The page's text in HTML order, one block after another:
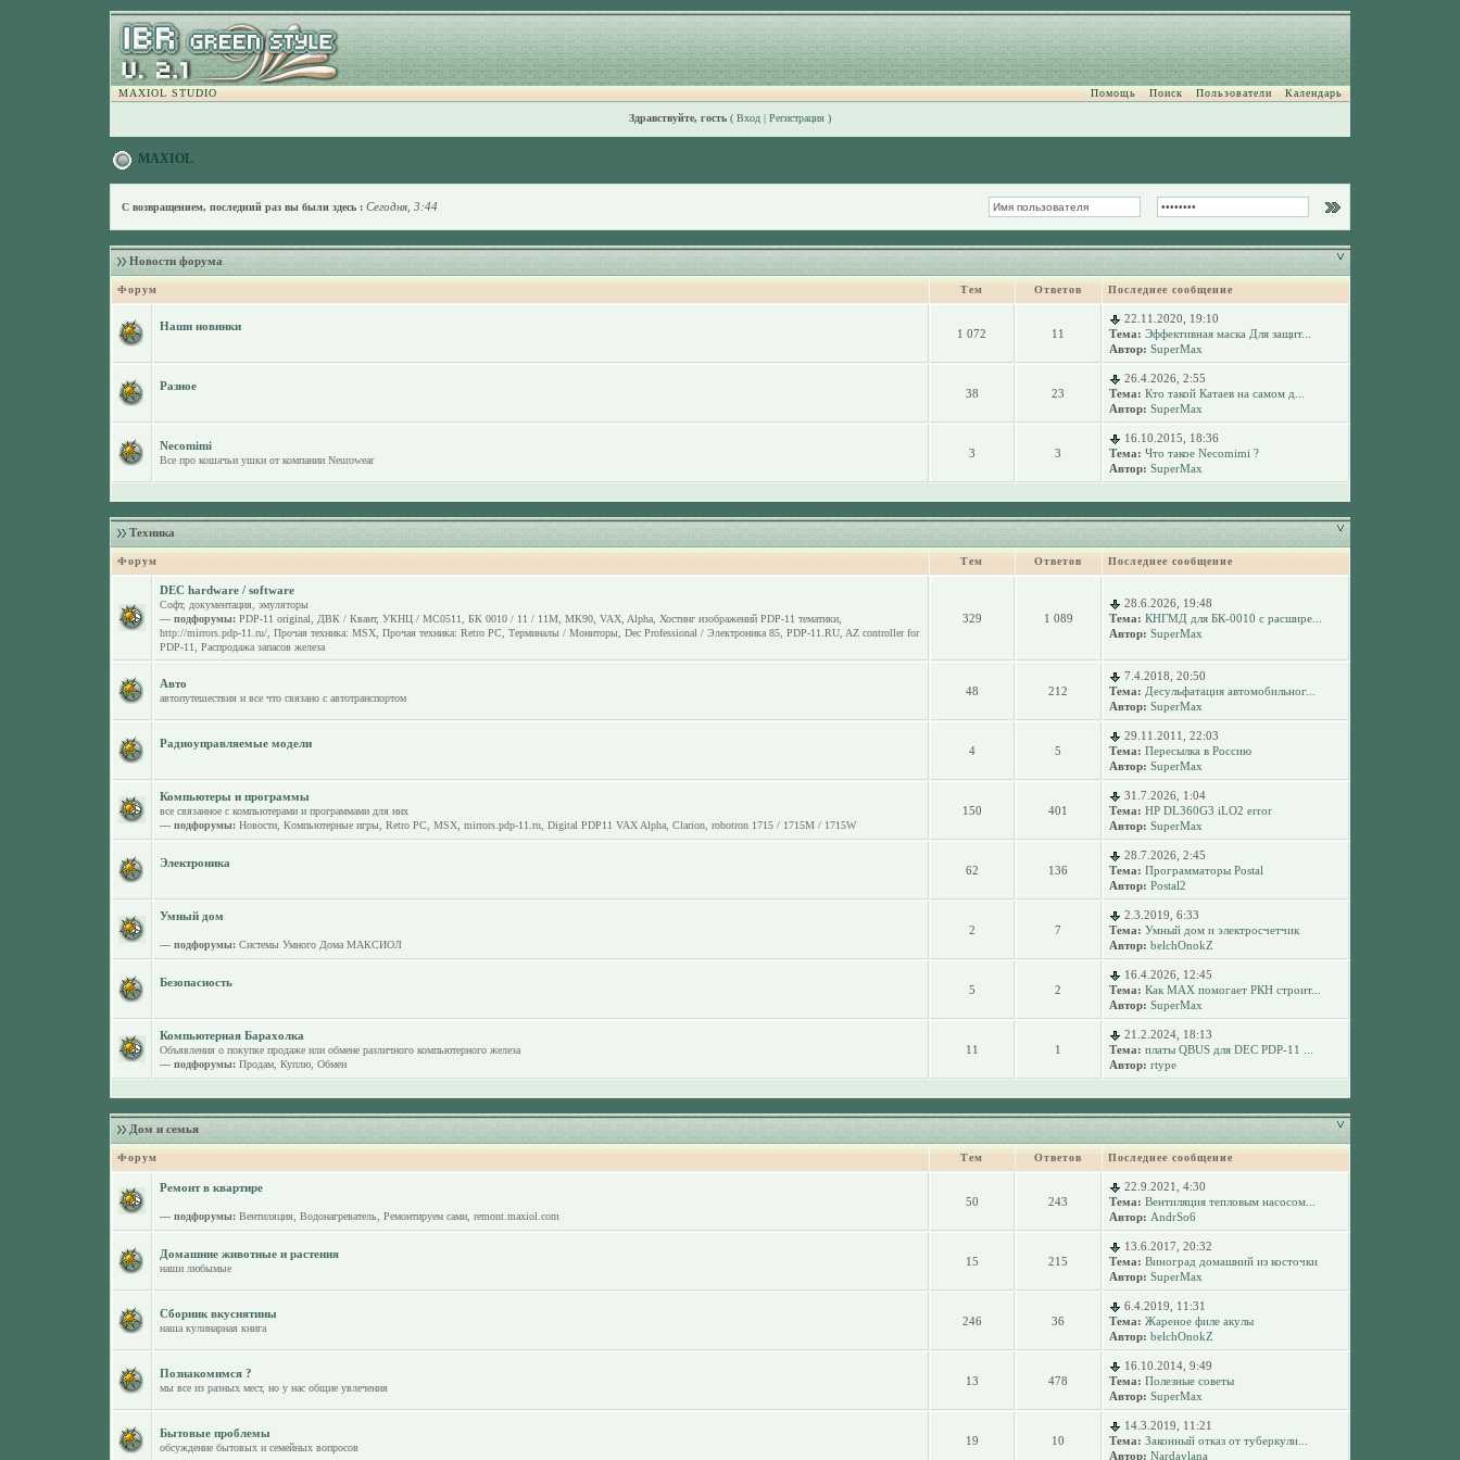
MAXIOL STUDIO Помощь Поиск Пользователи Календарь
Здравствуйте, гость( Вход| Регистрация)
MAXIOL
С возвращением, последний раз вы были здесь : Сегодня, 3:44
Новости форума
Форум Тем Ответов Последнее сообщение
Наши новинки
1 072 11
22.11.2020, 19:10
Тема: Эффективная маска Для защит...
Автор: SuperMax
Разное
38 23
26.4.2026, 2:55
Тема: Кто такой Катаев на самом д...
Автор: SuperMax
Necomimi
Все про кошачьи ушки от компании Neurowear
3 3
16.10.2015, 18:36
Тема: Что такое Necomimi ?
Автор: SuperMax
Техника
Форум Тем Ответов Последнее сообщение
DEC hardware / software
Софт, документация, эмуляторы
— подфорумы: PDP-11 original ДВК / Квант, УКНЦ / МС0511 БК 0010 / 11 / 11M, МК90, VAX, Alpha, Хостинг изображений PDP-11 тематики,
http://mirrors.pdp-11.ru/, Прочая техника: MSX, Прочая техника: Retro PC Терминалы / Мониторы, Dec Professional / Электроника 85, PDP-11.RU, AZ controller for
PDP-11
Распродажа запасов железа
329 1 089
28.6.2026, 19:48
Тема: КНГМД для БК-0010 с расшире...
Автор: SuperMax
Авто
автопутешествия и все что связано с автотранспортом
48 212
7.4.2018, 20:50
Тема: Десульфатация автомобильног...
Автор: SuperMax
Радиоуправляемые модели
4 5
29.11.2011, 22:03
Тема: Пересылка в Россию
Автор: SuperMax
Компьютеры и программы
все связанное с компьютерами и программами для них
— подфорумы: Новости, Компьютерные игры, Retro PC MSX, mirrors.pdp-11.ru, Digital PDP11 VAX Alpha, Clarion, robotron 1715 / 1715M / 1715W
150 401
31.7.2026, 1:04
Тема: HP DL360G3 iLO2 error
Автор: SuperMax
Электроника
62 136
28.7.2026, 2:45
Тема: Программаторы Postal
Автор: Postal2
Умный дом
— подфорумы: Системы Умного Дома МАКСИОЛ
2 7
2.3.2019, 6:33
Тема: Умный дом и электросчетчик
Автор: belchOnokZ
Безопасность
5 2
16.4.2026, 12:45
Тема: Как MAX помогает РКН строит...
Автор: SuperMax
Компьютерная Барахолка
Объявления о покупке продаже или обмене различного компьютерного железа
— подфорумы: Продам, Куплю, Обмен
11 1
21.2.2024, 18:13
Тема: платы QBUS для DEC PDP-11 ...
Автор: rtype
Дом и семья
Форум Тем Ответов Последнее сообщение
Ремонт в квартире
— подфорумы: Вентиляция, Водонагреватель, Ремонтируем сами, remont.maxiol.com
50 243
22.9.2021, 4:30
Тема: Вентиляция тепловым насосом...
Автор: AndrSo6
Домашние животные и растения
наши любымые
15 215
13.6.2017, 20:32
Тема: Виноград домашний из косточки
Автор: SuperMax
Сборник вкуснятины
наша кулинарная книга
246 36
6.4.2019, 11:31
Тема: Жареное филе акулы
Автор: belchOnokZ
Познакомимся ?
мы все из разных мест, но у нас общие увлечения
13 478
16.10.2014, 9:49
Тема: Полезные советы
Автор: SuperMax
Бытовые проблемы
обсуждение бытовых и семейных вопросов
19 10
14.3.2019, 11:21
Тема: Законный отказ от туберкули...
Автор: Nardaylana